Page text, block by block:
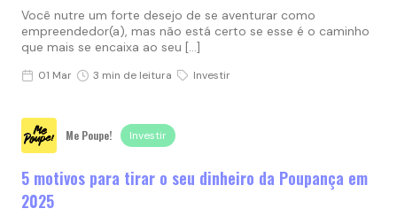
Você nutre um forte desejo de se aventurar como
empreendedor(a), mas não está certo se esse é o caminho
que mais se encaixa ao seu […]
01 Mar 3 min de leitura Investir
Me Poupe! Investir
5 motivos para tirar o seu dinheiro da Poupança em
2025